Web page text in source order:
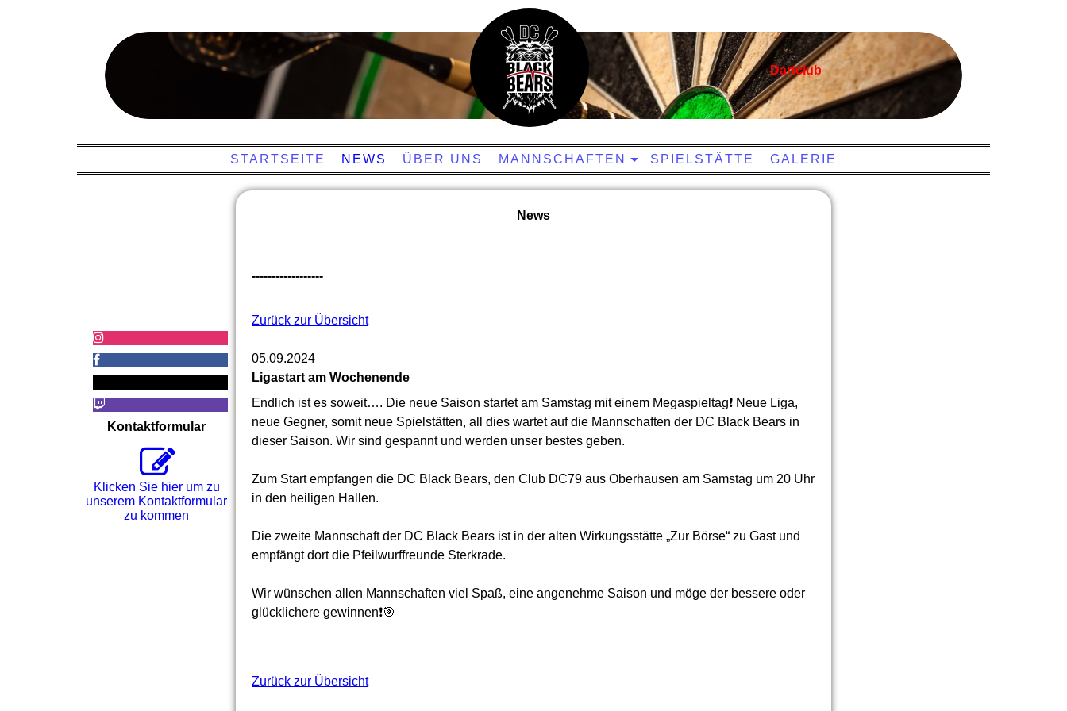
Dartclub
STARTSEITE NEWS ÜBER UNS MANNSCHAFTEN SPIELSTÄTTE GALERIE
News
------------------
Zurück zur Übersicht
05.09.2024
Ligastart am Wochenende
Endlich ist es soweit…. Die neue Saison startet am Samstag mit einem Megaspieltag❗️ Neue Liga,
neue Gegner, somit neue Spielstätten, all dies wartet auf die Mannschaften der DC Black Bears in
dieser Saison. Wir sind gespannt und werden unser bestes geben.
Zum Start empfangen die DC Black Bears, den Club DC79 aus Oberhausen am Samstag um 20 Uhr
in den heiligen Hallen.
Die zweite Mannschaft der DC Black Bears ist in der alten Wirkungsstätte „Zur Börse“ zu Gast und
empfängt dort die Pfeilwurffreunde Sterkrade.
Wir wünschen allen Mannschaften viel Spaß, eine angenehme Saison und möge der bessere oder
glücklichere gewinnen❗️🎯
Zurück zur Übersicht
Kontaktformular
Klicken Sie hier um zu
unserem Kon­takt­for­mu­lar
zu kommen